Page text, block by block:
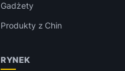
Gadżety
Produkty z Chin
RYNEK